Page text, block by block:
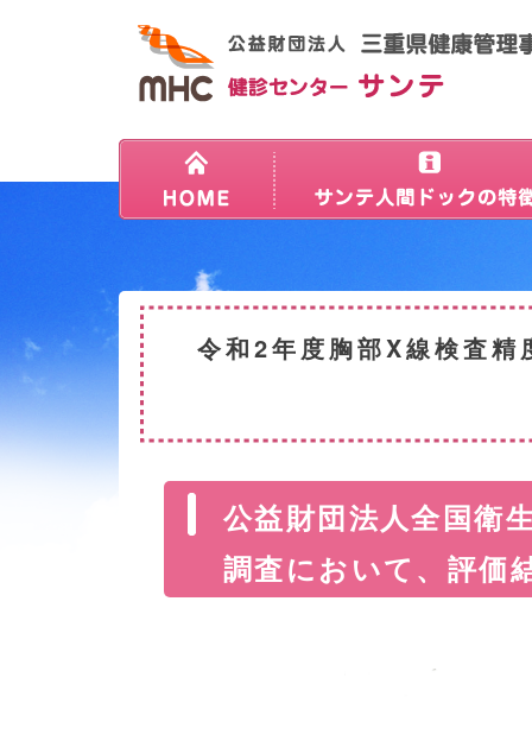
令和2年度胸部X線検査
公益財団法人全国衛
調査において、評価